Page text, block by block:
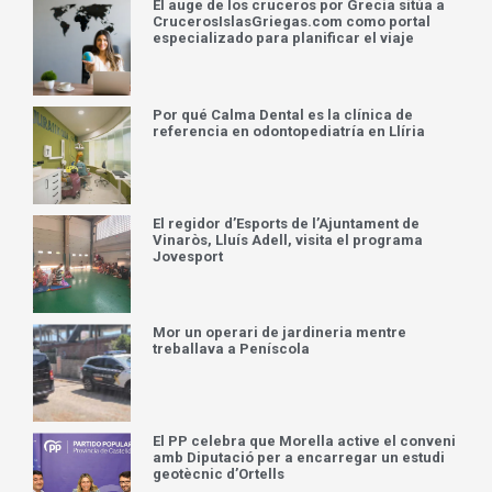
El auge de los cruceros por Grecia sitúa a
CrucerosIslasGriegas.com como portal
especializado para planificar el viaje
Por qué Calma Dental es la clínica de
referencia en odontopediatría en Llíria
El regidor d’Esports de l’Ajuntament de
Vinaròs, Lluís Adell, visita el programa
Jovesport
Mor un operari de jardineria mentre
treballava a Peníscola
El PP celebra que Morella active el conveni
amb Diputació per a encarregar un estudi
geotècnic d’Ortells